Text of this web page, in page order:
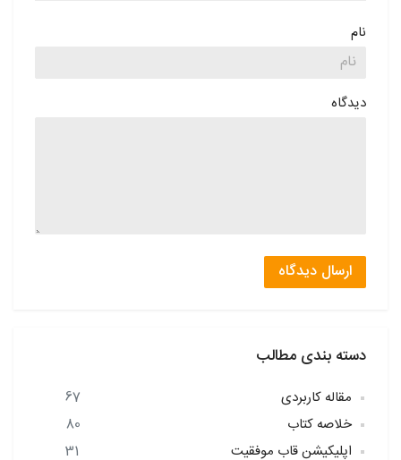
دسته بندی مطالب
مقاله کاربردی
67
خلاصه کتاب
80
اپلیکیشن قاب موفقیت
31
نام
دیدگاه
ارسال دیدگاه